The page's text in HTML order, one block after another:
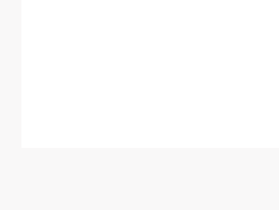
参加本次活动人员应该是
能力的人，18周岁以上）
参加本次活动人员应该是
能力的人，18周岁以上）
参加本次活动人员应该是
能力的人，18周岁以上）